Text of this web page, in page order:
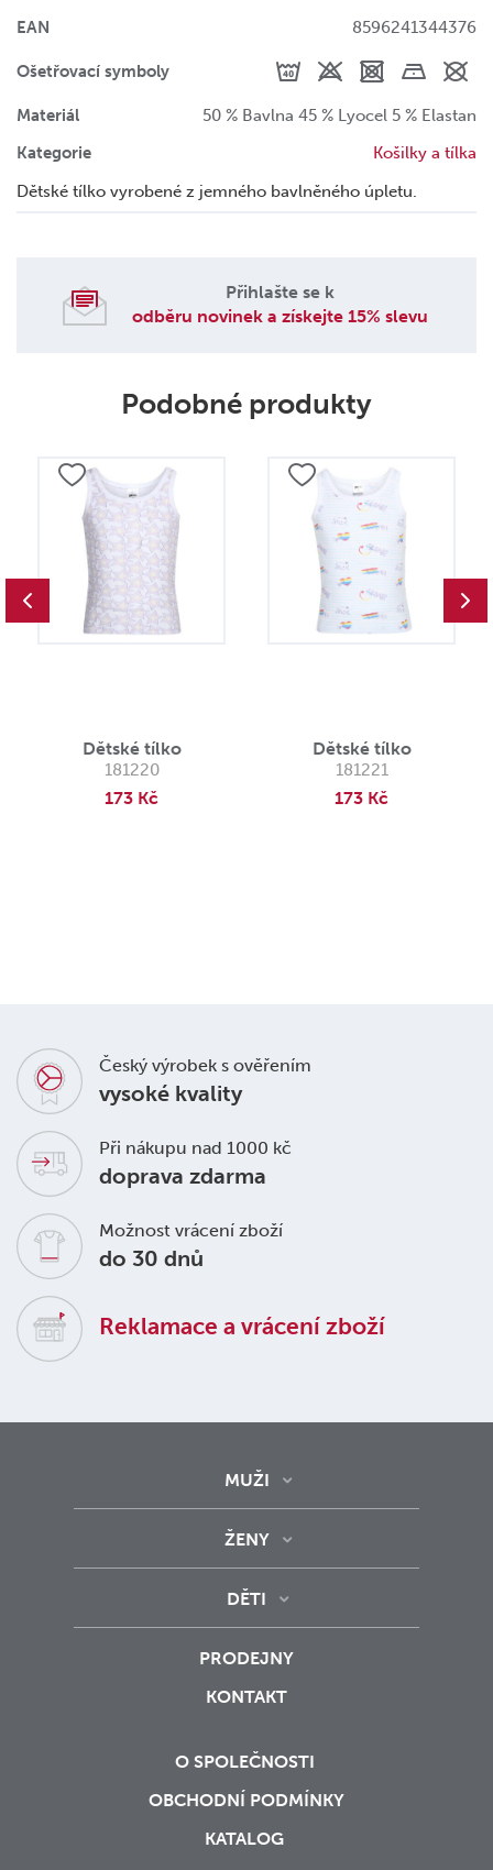
EAN 8596241344376
Ošetřovací symboly
Materiál
50 % Bavlna 45 % Lyocel 5 % Elastan
Kategorie
Košilky a tílka
Dětské tílko vyrobené z jemného bavlněného úpletu.
Přihlašte se k
odběru novinek a získejte 15% slevu
Podobné produkty
Dětské tílko
181220
173 Kč
Dětské tílko
181221
173 Kč
Český výrobek s ověřením
vysoké kvality
Při nákupu nad 1000 kč
doprava zdarma
Možnost vrácení zboží
do 30 dnů
Reklamace a vrácení zboží
MUŽI
ŽENY
DĚTI
PRODEJNY
KONTAKT
O SPOLEČNOSTI
OBCHODNÍ PODMÍNKY
KATALOG